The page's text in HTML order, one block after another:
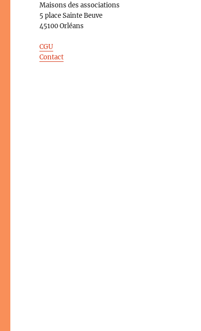
Maisons des associations
5 place Sainte Beuve
45100 Orléans
CGU
Contact